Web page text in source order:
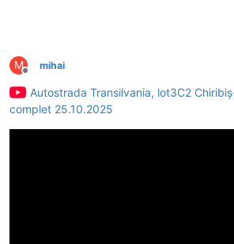
M
Deconectat
mihai
Autostrada Transilvania, lot3C2
complet 25.10.2025